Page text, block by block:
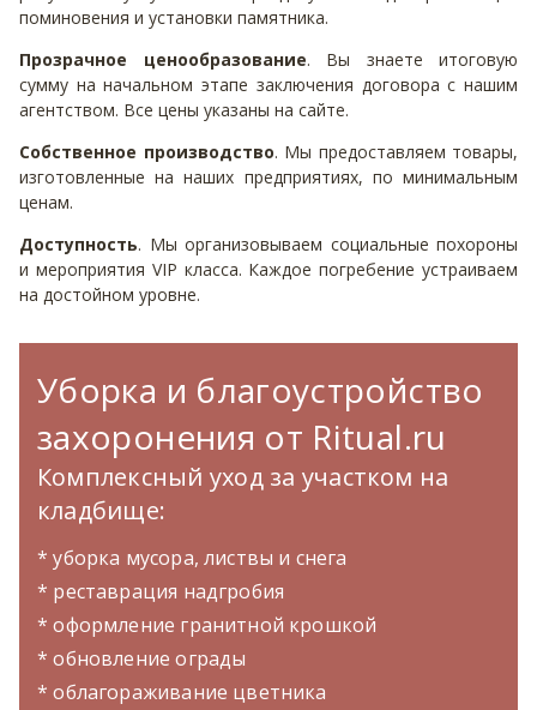
поминовения и установки памятника.
Прозрачное ценообразование. Вы знаете итоговую
сумму на начальном этапе заключения договора с нашим
агентством. Все цены указаны на сайте.
Собственное производство. Мы предоставляем товары,
изготовленные на наших предприятиях, по минимальным
ценам.
Доступность. Мы организовываем социальные похороны
и мероприятия VIP класса. Каждое погребение устраиваем
на достойном уровне.
Уборка и благоустройство
захоронения от Ritual.ru
Комплексный уход за участком на
кладбище:
* уборка мусора, листвы и снега
* реставрация надгробия
* оформление гранитной крошкой
* обновление ограды
* облагораживание цветника